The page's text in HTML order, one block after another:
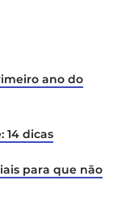
ano do
14 dicas
para que não